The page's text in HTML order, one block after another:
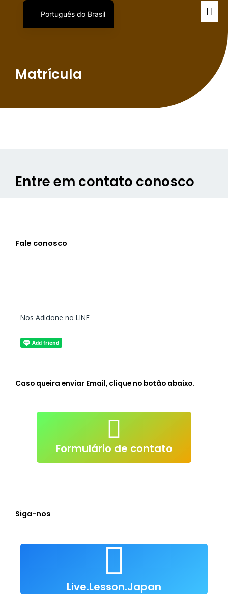
Matrícula
Entre em contato conosco
Fale conosco
Nos Adicione no LINE
Caso queira enviar Email, clique no botão abaixo.
Formulário de contato
Clique p/ enviar e-
mail
atendimento@live-lessons.jp
Siga-nos
Live.Lesson.Japan
Português do Brasil
English